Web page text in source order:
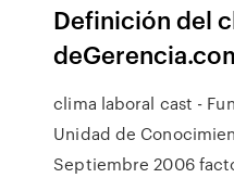
Definición del
clima laboral cast -
Unidad de
Septiembre 2006